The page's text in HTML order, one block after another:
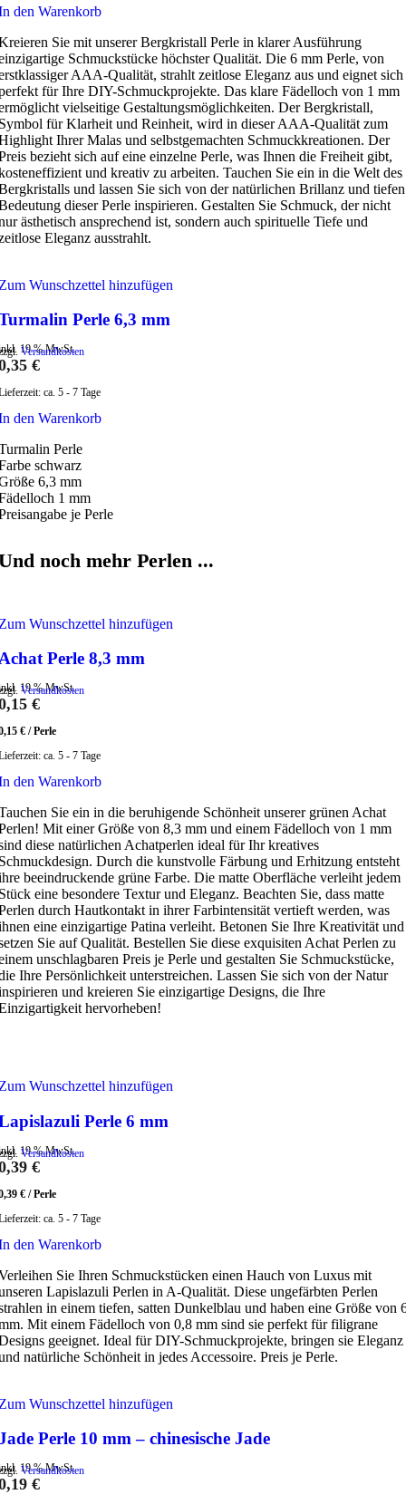
den Warenkorb
Sie mit unserer Bergkristall Perle in klarer Ausführung
Schmuckstücke höchster Qualität. Die 6 mm Perle, von
AAA-Qualität, strahlt zeitlose Eleganz aus und eignet sich
für Ihre DIY-Schmuckprojekte. Das klare Fädelloch von 1 mm
vielseitige Gestaltungsmöglichkeiten. Der Bergkristall,
für Klarheit und Reinheit, wird in dieser AAA-Qualität zum
Ihrer Malas und selbstgemachten Schmuckkreationen. Der
bezieht sich auf eine einzelne Perle, was Ihnen die Freiheit gibt,
und kreativ zu arbeiten. Tauchen Sie ein in die Welt des
und lassen Sie sich von der natürlichen Brillanz und tiefen
dieser Perle inspirieren. Gestalten Sie Schmuck, der nicht
ästhetisch ansprechend ist, sondern auch spirituelle Tiefe und
Eleganz ausstrahlt.
Wunschzettel hinzufügen
Perle 6,3 mm
19 % MwSt.
Versandkosten
€
ca. 5 - 7 Tage
den Warenkorb
Perle
schwarz
6,3 mm
1 mm
je Perle
noch mehr Perlen ...
Wunschzettel hinzufügen
Perle 8,3 mm
19 % MwSt.
Versandkosten
€
€ /Perle
ca. 5 - 7 Tage
den Warenkorb
Sie ein in die beruhigende Schönheit unserer grünen Achat
Mit einer Größe von 8,3 mm und einem Fädelloch von 1 mm
diese natürlichen Achatperlen ideal für Ihr kreatives
Durch die kunstvolle Färbung und Erhitzung entsteht
beeindruckende grüne Farbe. Die matte Oberfläche verleiht jedem
eine besondere Textur und Eleganz. Beachten Sie, dass matte
durch Hautkontakt in ihrer Farbintensität vertieft werden, was
eine einzigartige Patina verleiht. Betonen Sie Ihre Kreativität und
Sie auf Qualität. Bestellen Sie diese exquisiten Achat Perlen zu
unschlagbaren Preis je Perle und gestalten Sie Schmuckstücke,
Ihre Persönlichkeit unterstreichen. Lassen Sie sich von der Natur
und kreieren Sie einzigartige Designs, die Ihre
hervorheben!
Wunschzettel hinzufügen
Perle 6 mm
19 % MwSt.
Versandkosten
€
€ /Perle
ca. 5 - 7 Tage
den Warenkorb
Sie Ihren Schmuckstücken einen Hauch von Luxus mit
Lapislazuli Perlen in A-Qualität. Diese ungefärbten Perlen
in einem tiefen, satten Dunkelblau und haben eine Größe von
Mit einem Fädelloch von 0,8 mm sind sie perfekt für filigrane
geeignet. Ideal für DIY-Schmuckprojekte, bringen sie Eleganz
natürliche Schönheit in jedes Accessoire. Preis je Perle.
Wunschzettel hinzufügen
Perle 10 mm – chinesische Jade
19 % MwSt.
Versandkosten
€